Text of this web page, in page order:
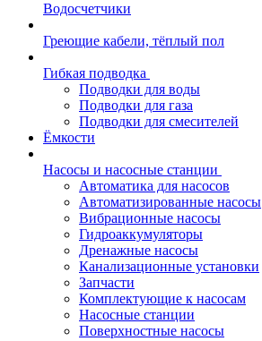
Водосчетчики
Греющие кабели, тёплый пол
Гибкая подводка
Подводки для воды
Подводки для газа
Подводки для смесителей
Ёмкости
Насосы и насосные станции
Автоматика для насосов
Автоматизированные насосы
Вибрационные насосы
Гидроаккумуляторы
Дренажные насосы
Канализационные установки
Запчасти
Комплектующие к насосам
Насосные станции
Поверхностные насосы